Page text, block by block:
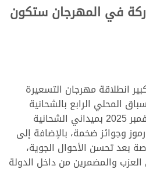
في المهرجان ستكون
انطلاقة مهرجان التسعيرة
المحلي الرابع بالشحانية
خلال الفترة من 2 إلى 8 نوفمبر 2025 بميداني الشحانية
وجوائز ضخمة، بالإضافة إلى
بعد تحسن الأحوال الجوية،
والمضمرين من داخل الدولة